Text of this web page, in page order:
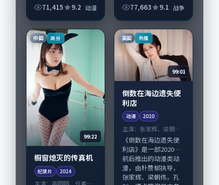
侧重人物动机与生活
瑛太与配角群戏并
重。影片2022年面
世...
71,415 9.2 动漫
《缺席的观众（加长
聪担纲主线；取景与
声音设计凸显英国城
市质...
77,663 9.1 战争
中国 高分
99:22
橱窗熄灭的传真机
纪录片 2024
英国 热播
99:01
倒数在海边遗失便
利店
动漫 2020
主演： 张家辉、梁朝伟
等
《倒数在海边遗失便
利店》是一部2020年
前后推出的动漫类动
漫，由朴赞郁执导，
张家辉、梁朝伟，孔